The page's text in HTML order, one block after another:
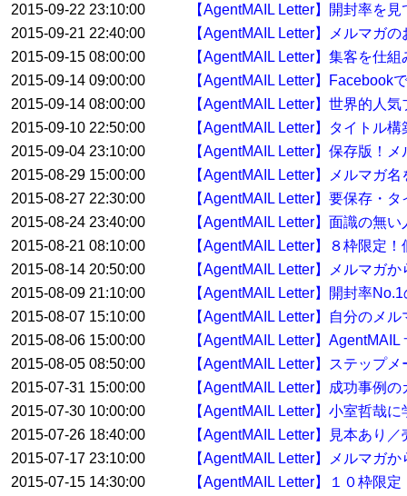
2015-09-22 23:10:00
【AgentMAIL Letter】開封率を
2015-09-21 22:40:00
【AgentMAIL Letter】メルマガ
2015-09-15 08:00:00
【AgentMAIL Letter】集客を仕
2015-09-14 09:00:00
【AgentMAIL Letter】Facebook
2015-09-14 08:00:00
【AgentMAIL Letter】世界的人
2015-09-10 22:50:00
【AgentMAIL Letter】タイトル
2015-09-04 23:10:00
【AgentMAIL Letter】保存版！
2015-08-29 15:00:00
【AgentMAIL Letter】メルマガ
2015-08-27 22:30:00
【AgentMAIL Letter】要保存・
2015-08-24 23:40:00
【AgentMAIL Letter】面識の無
2015-08-21 08:10:00
【AgentMAIL Letter】８枠限定
2015-08-14 20:50:00
【AgentMAIL Letter】メルマガ
2015-08-09 21:10:00
【AgentMAIL Letter】開封率
2015-08-07 15:10:00
【AgentMAIL Letter】自分のメ
2015-08-06 15:00:00
【AgentMAIL Letter】
2015-08-05 08:50:00
【AgentMAIL Letter】ステップ
2015-07-31 15:00:00
【AgentMAIL Letter】成功事例
2015-07-30 10:00:00
【AgentMAIL Letter】小室哲哉
2015-07-26 18:40:00
【AgentMAIL Letter】見本あり
2015-07-17 23:10:00
【AgentMAIL Letter】メルマガ
2015-07-15 14:30:00
【AgentMAIL Letter】１０枠限